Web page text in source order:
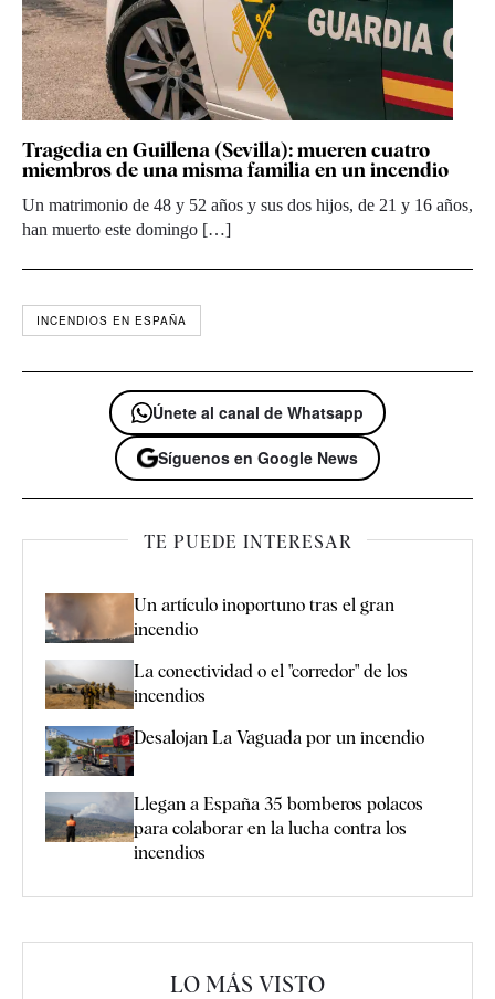
Tragedia en Guillena (Sevilla): mueren cuatro
miembros de una misma familia en un incendio
Un matrimonio de 48 y 52 años y sus dos hijos, de 21 y 16 años,
han muerto este domingo […]
INCENDIOS EN ESPAÑA
Únete al canal de Whatsapp
Síguenos en Google News
TE PUEDE INTERESAR
Un artículo inoportuno tras el gran
incendio
La conectividad o el "corredor" de los
incendios
Desalojan La Vaguada por un incendio
Llegan a España 35 bomberos polacos
para colaborar en la lucha contra los
incendios
LO MÁS VISTO